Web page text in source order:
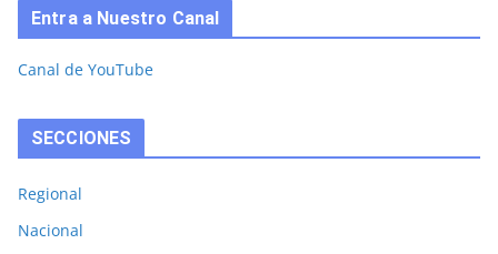
Entra a Nuestro Canal
Canal de YouTube
SECCIONES
Regional
Nacional